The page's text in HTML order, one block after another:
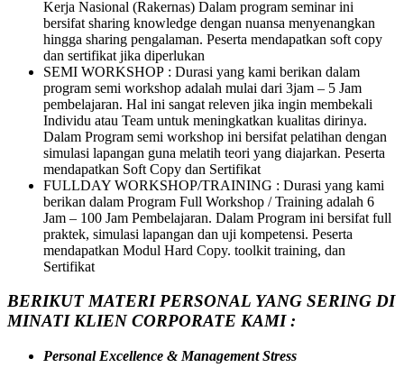
Kerja Nasional (Rakernas) Dalam program seminar ini
bersifat sharing knowledge dengan nuansa menyenangkan
hingga sharing pengalaman. Peserta mendapatkan soft copy
dan sertifikat jika diperlukan
SEMI WORKSHOP : Durasi yang kami berikan dalam
program semi workshop adalah mulai dari 3jam – 5 Jam
pembelajaran. Hal ini sangat releven jika ingin membekali
Individu atau Team untuk meningkatkan kualitas dirinya.
Dalam Program semi workshop ini bersifat pelatihan dengan
simulasi lapangan guna melatih teori yang diajarkan. Peserta
mendapatkan Soft Copy dan Sertifikat
FULLDAY WORKSHOP/TRAINING : Durasi yang kami
berikan dalam Program Full Workshop / Training adalah 6
Jam – 100 Jam Pembelajaran. Dalam Program ini bersifat full
praktek, simulasi lapangan dan uji kompetensi. Peserta
mendapatkan Modul Hard Copy. toolkit training, dan
Sertifikat
BERIKUT MATERI PERSONAL YANG SERING DI
MINATI KLIEN CORPORATE KAMI :
Personal Excellence & Management Stress